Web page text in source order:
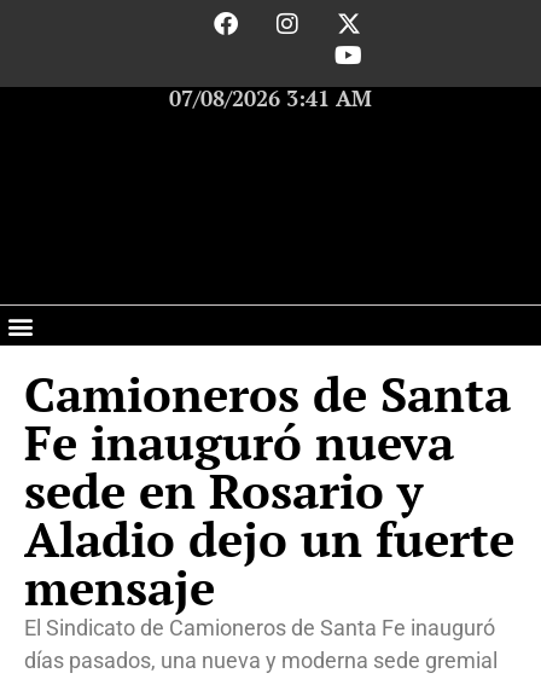
07/08/2026 3:41 AM
Camioneros de Santa
Fe inauguró nueva
sede en Rosario y
Aladio dejo un fuerte
mensaje
El Sindicato de Camioneros de Santa Fe inauguró
días pasados, una nueva y moderna sede gremial